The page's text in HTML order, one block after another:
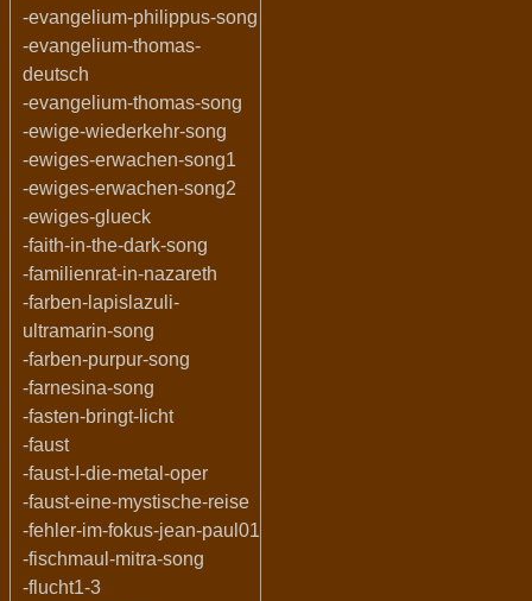
-evangelium-philippus-song
-evangelium-thomas-
deutsch
-evangelium-thomas-song
-ewige-wiederkehr-song
-ewiges-erwachen-song1
-ewiges-erwachen-song2
-ewiges-glueck
-faith-in-the-dark-song
-familienrat-in-nazareth
-farben-lapislazuli-
ultramarin-song
-farben-purpur-song
-farnesina-song
-fasten-bringt-licht
-faust
-faust-I-die-metal-oper
-faust-eine-mystische-reise
-fehler-im-fokus-jean-paul01
-fischmaul-mitra-song
-flucht1-3